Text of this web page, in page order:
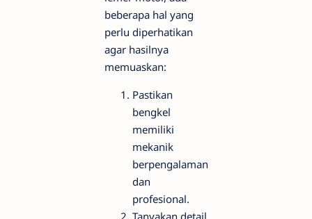
beberapa hal yang
perlu diperhatikan
agar hasilnya
memuaskan:
Pastikan
bengkel
memiliki
mekanik
berpengalaman
dan
profesional.
Tanyakan detail